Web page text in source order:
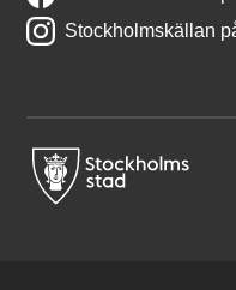
Stockholmskällan